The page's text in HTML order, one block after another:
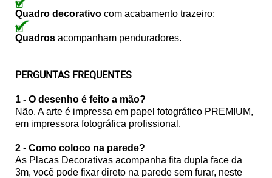
Quadro decorativo com acabamento trazeiro;
Quadros acompanham penduradores.
PERGUNTAS FREQUENTES
1 - O desenho é feito a mão?
Não. A arte é impressa em papel fotográfico PREMIUM,
em impressora fotográfica profissional.
2 - Como coloco na parede?
As Placas Decorativas acompanha fita dupla face da
3m, você pode fixar direto na parede sem furar, neste